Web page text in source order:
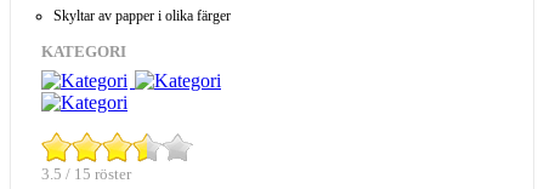
Skyltar av papper i olika färger
KATEGORI
3.5 / 15 röster